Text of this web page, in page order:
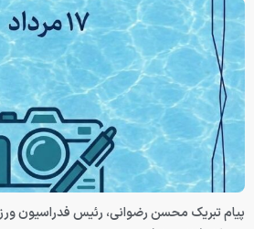
پیام تبریک محسن رضوانی، رئیس فدراسیون